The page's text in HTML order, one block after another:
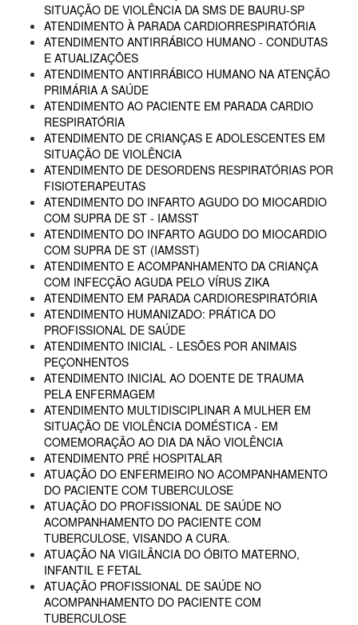
SITUAÇÃO DE VIOLÊNCIA DA SMS DE BAURU-SP
ATENDIMENTO À PARADA CARDIORRESPIRATÓRIA
ATENDIMENTO ANTIRRÁBICO HUMANO - CONDUTAS
E ATUALIZAÇÕES
ATENDIMENTO ANTIRRÁBICO HUMANO NA ATENÇÃO
PRIMÁRIA A SAÚDE
ATENDIMENTO AO PACIENTE EM PARADA CARDIO
RESPIRATÓRIA
ATENDIMENTO DE CRIANÇAS E ADOLESCENTES EM
SITUAÇÃO DE VIOLÊNCIA
ATENDIMENTO DE DESORDENS RESPIRATÓRIAS POR
FISIOTERAPEUTAS
ATENDIMENTO DO INFARTO AGUDO DO MIOCARDIO
COM SUPRA DE ST - IAMSST
ATENDIMENTO DO INFARTO AGUDO DO MIOCARDIO
COM SUPRA DE ST (IAMSST)
ATENDIMENTO E ACOMPANHAMENTO DA CRIANÇA
COM INFECÇÃO AGUDA PELO VÍRUS ZIKA
ATENDIMENTO EM PARADA CARDIORESPIRATÓRIA
ATENDIMENTO HUMANIZADO: PRÁTICA DO
PROFISSIONAL DE SAÚDE
ATENDIMENTO INICIAL - LESÕES POR ANIMAIS
PEÇONHENTOS
ATENDIMENTO INICIAL AO DOENTE DE TRAUMA
PELA ENFERMAGEM
ATENDIMENTO MULTIDISCIPLINAR A MULHER EM
SITUAÇÃO DE VIOLÊNCIA DOMÉSTICA - EM
COMEMORAÇÃO AO DIA DA NÃO VIOLÊNCIA
ATENDIMENTO PRÉ HOSPITALAR
ATUAÇÃO DO ENFERMEIRO NO ACOMPANHAMENTO
DO PACIENTE COM TUBERCULOSE
ATUAÇÃO DO PROFISSIONAL DE SAÚDE NO
ACOMPANHAMENTO DO PACIENTE COM
TUBERCULOSE, VISANDO A CURA.
ATUAÇÃO NA VIGILÂNCIA DO ÓBITO MATERNO,
INFANTIL E FETAL
ATUAÇÃO PROFISSIONAL DE SAÚDE NO
ACOMPANHAMENTO DO PACIENTE COM
TUBERCULOSE